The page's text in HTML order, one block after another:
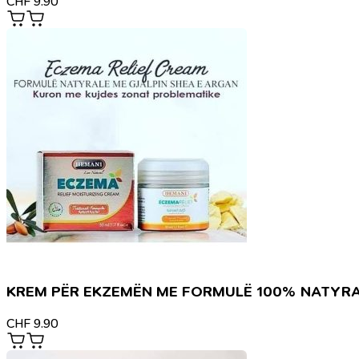
KREM PËR EKZEMËN ME FORMULË 100%
CHF 9.90